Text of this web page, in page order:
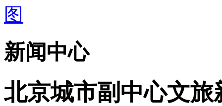
新闻中心
北京城市副中心文